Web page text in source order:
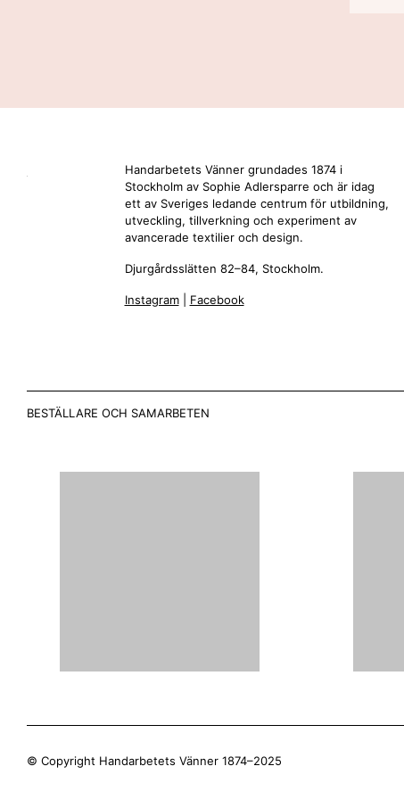
Handarbetets Vänner grundades 1874 i
Stockholm av Sophie Adlersparre och är idag
ett av Sveriges ledande centrum för utbildning,
utveckling, tillverkning och experiment av
avancerade textilier och design.
Djurgårdsslätten 82–84, Stockholm.
Instagram| Facebook
BESTÄLLARE OCH SAMARBETEN
© Copyright Handarbetets Vänner 1874–2025